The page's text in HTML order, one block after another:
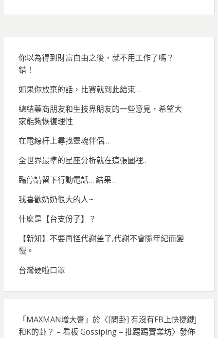
你以為得到財富自由之後，就不用工作了嗎？
錯！
如果你放棄的話，比賽就到此結束…
總結藥商朋友和生技界朋友的一些意見，希望大
家能夠恢復理性
在電線杆上尋找靈魂伴侶…
全世界最準的星座分析就在這張圖裡..
臨停請留下行動電話… 結果…
我喜歡奶奶很大的人~
什麼是【台支份子】？
【新知】不要再怪代謝差了,代謝不會隨年紀而變
慢。
台灣硬啦口罩
「MAXMAN增大膏 」於〈[問卦] 有沒有FB上快捷鍵J
和K的卦？ – 看板 Gossiping – 批踢踢實業坊〉發佈